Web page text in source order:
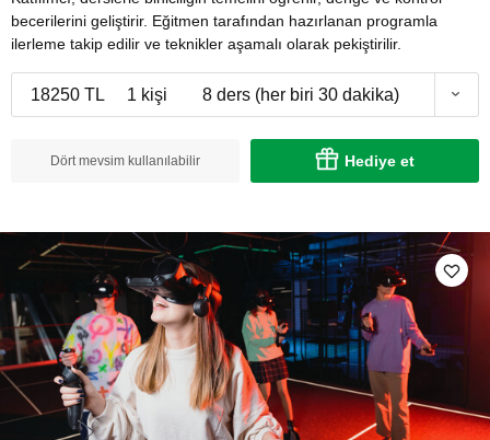
becerilerini geliştirir. Eğitmen tarafından hazırlanan programla
ilerleme takip edilir ve teknikler aşamalı olarak pekiştirilir.
18250 TL 1 kişi 8 ders (her biri 30 dakika)
Dört mevsim kullanılabilir Hediye et